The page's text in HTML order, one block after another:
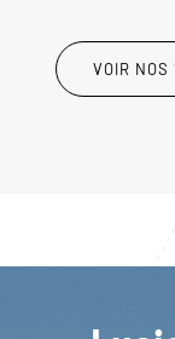
VOIR NOS